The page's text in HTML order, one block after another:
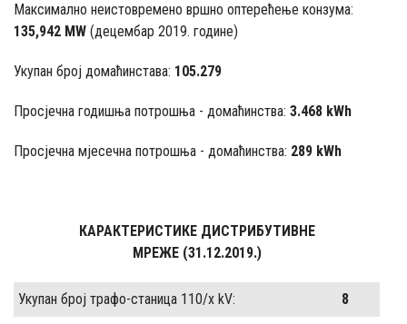
Максимално неистовремено вршно оптерећење конзума:
135,942 MW (децембар 2019. године)
Укупан број домаћинстава: 105.279
Просјечна годишња потрошња - домаћинства: 3.468 kWh
Просјечна мјесечна потрошња - домаћинства: 289 kWh
КАРАКТЕРИСТИКЕ ДИСТРИБУТИВНЕ
МРЕЖЕ (31.12.2019.)
Укупан број трафо-станица 110/x kV:
8